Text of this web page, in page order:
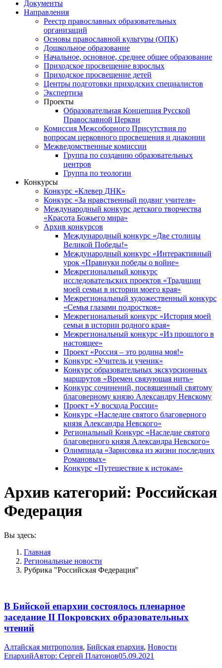
Документы
Направления
Реестр православных образовательных
организаций
Основы православной культуры (ОПК)
Дошкольное образование
Начальное, основное, среднее общее образование
Приходское просвещение взрослых
Приходское просвещение детей
Центры подготовки приходских специалистов
Экспертиза
Проекты
Образовательная Концепция Русской
Православной Церкви
Комиссия Межсоборного Присутствия по
вопросам церковного просвещения и диаконии
Межведомственные комиссии
Группа по созданию образовательных
центров
Группа по теологии
Конкурсы
Конкурс «Клевер ДНК»
Конкурс «За нравственный подвиг учителя»
Международный конкурс детского творчества
«Красота Божьего мира»
Архив конкурсов
Международный конкурс «Две столицы
Великой Победы!»
Международный конкурс «Интерактивный
урок «Правнуки победы о войне»
Межрегиональный конкурс
исследовательских проектов «Традиции
моей семьи в истории моего края»
Межрегиональный художественный конкурс
«Семья глазами подростков»
Межрегиональный конкурс «История моей
семьи в истории родного края»
Межрегиональный конкурс «Из прошлого в
настоящее»
Проект «Россия – это родина моя!»
Конкурс «Учитель и ученик»
Конкурс образовательных экскурсионных
маршрутов «Времен связующая нить»
Конкурс сочинений, посвященный святому
благоверному князю Александру Невскому
Проект «У восхода России»
Конкурс «Наследие святого благоверного
князя Александра Невского»
Региональный Конкурс «Наследие святого
благоверного князя Александра Невского»
Олимпиада «Зарисовка из жизни последних
Романовых»
Конкурс «Путешествие к истокам»
Архив категорий: Российская
Федерация
Вы здесь:
Главная
Pегиональные новости
Рубрика "Российская Федерация"
В Бийской епархии состоялось пленарное
заседание II Покровских образовательных
чтений
Алтайская митрополия, Бийская епархия, Новости
ЕпархийАвтор: Сергей Платонов05.09.2021